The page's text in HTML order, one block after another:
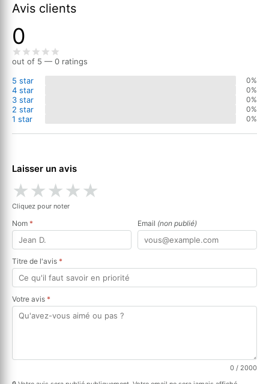
Avis clients
0
out of 5 — 0 ratings
5 star
0%
4 star 0%
3 star 0%
2 star 0%
1 star 0%
Laisser un avis
★★★★★
Cliquez pour noter
Nom * Email (non publié)
Titre de l'avis *
Votre avis *
0 / 2000